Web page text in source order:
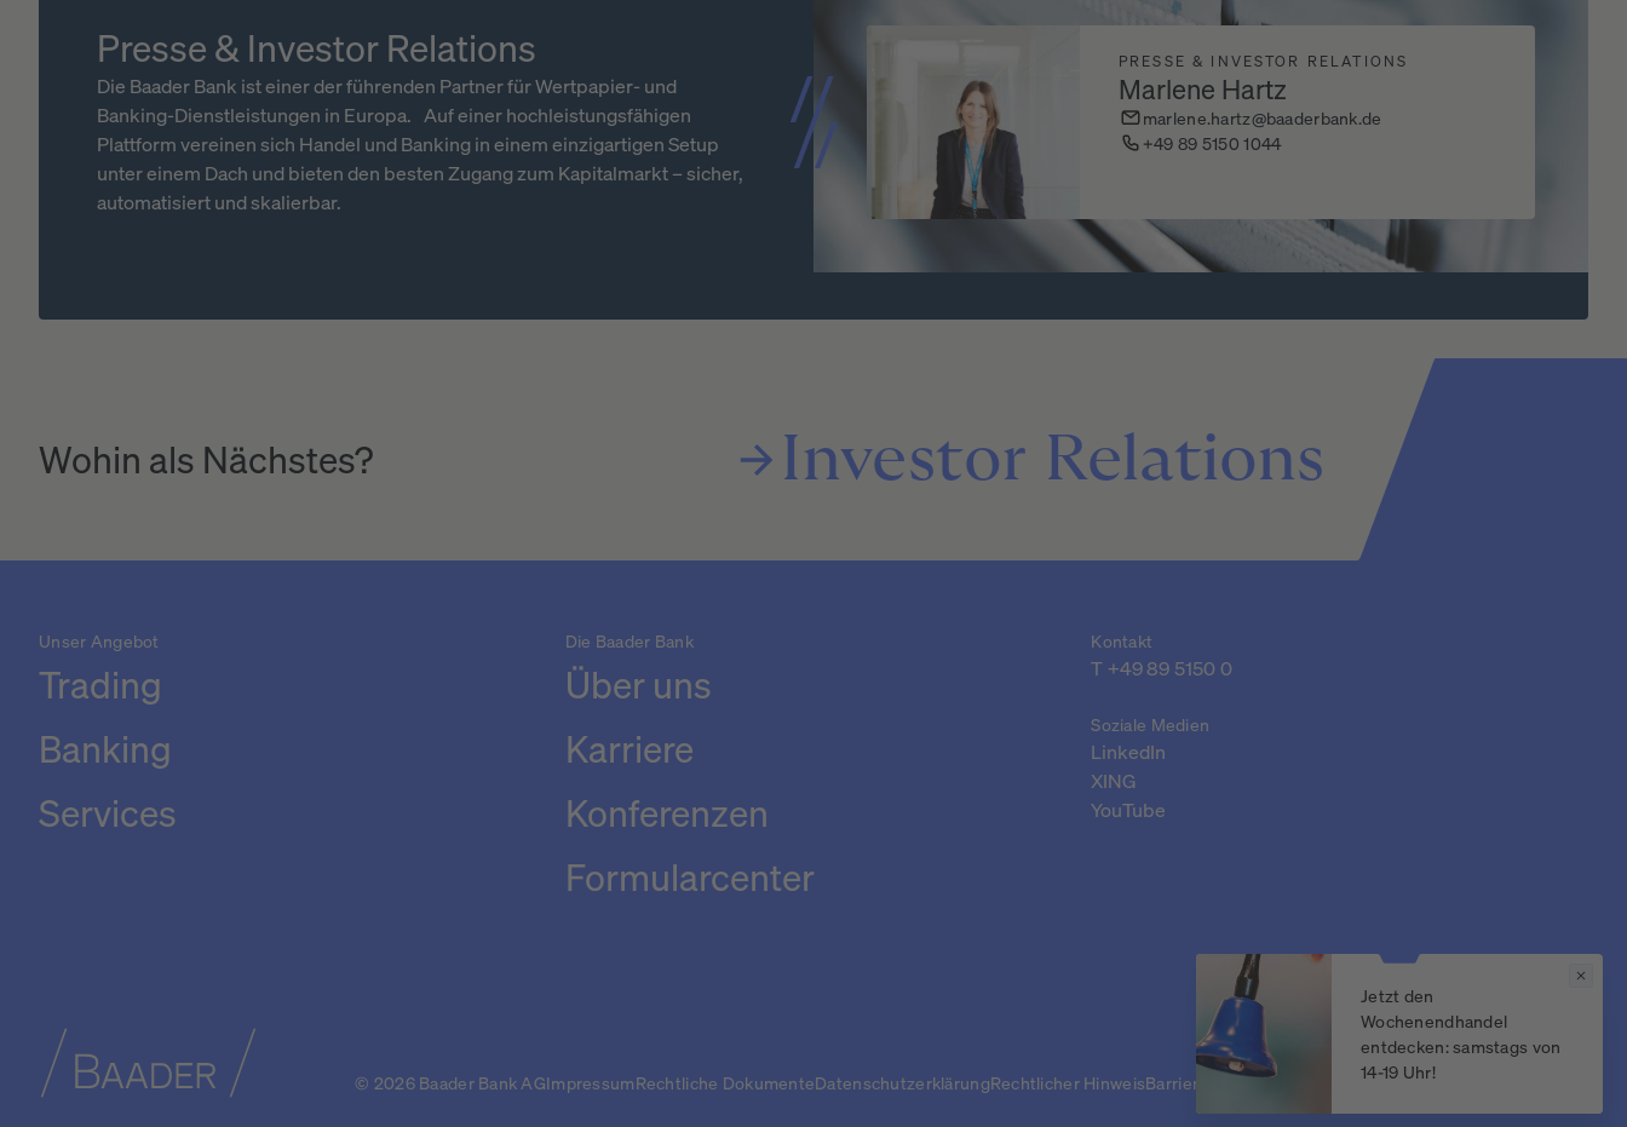
Presse & Investor Relations
Die Baader Bank ist einer der führenden Partner für Wertpapier- und
Banking-Dienstleistungen in Europa. Auf einer hochleistungsfähigen
Plattform vereinen sich Handel und Banking in einem einzigartigen Setup
unter einem Dach und bieten den besten Zugang zum Kapitalmarkt – sicher,
automatisiert und skalierbar.
PRESSE & INVESTOR RELATIONS
Marlene Hartz
marlene.hartz@baaderbank.de
+49 89 5150 1044
Wohin als Nächstes? Investor Relations
Jetzt den
Wochenendhandel
entdecken: samstags von
14-19 Uhr!
Unser Angebot
Trading
Banking
Services
Die Baader Bank
Über uns
Karriere
Konferenzen
Formularcenter
Kontakt
T +49 89 5150 0
Soziale Medien
LinkedIn
XING
YouTube
© 2026 Baader Bank AGImpressumRechtliche DokumenteDatenschutzerklärungRechtlicher HinweisBarrierefreiheitKontakt & FAQDatenschutzeinstellungen